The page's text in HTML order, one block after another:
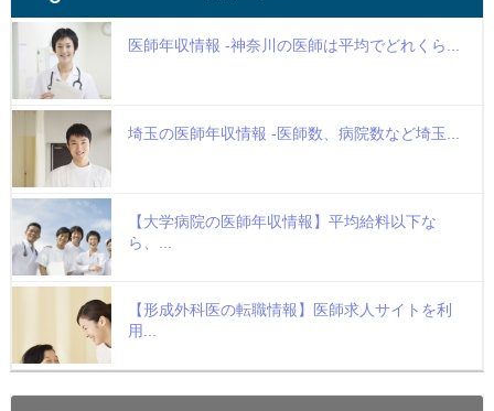
医師年収情報 -神奈川の医師は平均でどれくら...
埼玉の医師年収情報 -医師数、病院数など埼玉...
【大学病院の医師年収情報】平均給料以下な
ら、...
【形成外科医の転職情報】医師求人サイトを利
用...